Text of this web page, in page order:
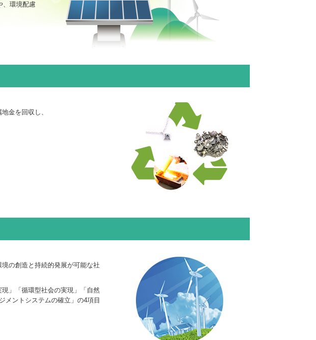
、環境配慮
金を回収し、
の創造と持続的発展が可能な社
」「循環型社会の実現」「自然
メントシステムの確立」の4項目